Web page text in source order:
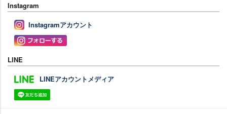
Instagram
Instagramアカウント
LINE
LINEアカウントメディア